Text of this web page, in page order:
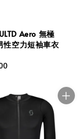
Aero 無極
性空力短袖車衣